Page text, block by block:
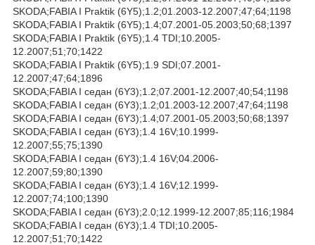
SKODA;FABIA I Praktik (6Y5);1.2;01.2003-12.2007;47;64;1198
SKODA;FABIA I Praktik (6Y5);1.4;07.2001-05.2003;50;68;1397
SKODA;FABIA I Praktik (6Y5);1.4 TDI;10.2005-
12.2007;51;70;1422
SKODA;FABIA I Praktik (6Y5);1.9 SDI;07.2001-
12.2007;47;64;1896
SKODA;FABIA I седан (6Y3);1.2;07.2001-12.2007;40;54;1198
SKODA;FABIA I седан (6Y3);1.2;01.2003-12.2007;47;64;1198
SKODA;FABIA I седан (6Y3);1.4;07.2001-05.2003;50;68;1397
SKODA;FABIA I седан (6Y3);1.4 16V;10.1999-
12.2007;55;75;1390
SKODA;FABIA I седан (6Y3);1.4 16V;04.2006-
12.2007;59;80;1390
SKODA;FABIA I седан (6Y3);1.4 16V;12.1999-
12.2007;74;100;1390
SKODA;FABIA I седан (6Y3);2.0;12.1999-12.2007;85;116;1984
SKODA;FABIA I седан (6Y3);1.4 TDI;10.2005-
12.2007;51;70;1422